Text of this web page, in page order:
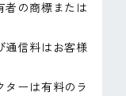
の商標または
通信料はお客様
ーは有料のラ